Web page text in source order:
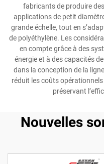
fabricants de produire
applications de petit
grande échelle, tout en
de polyéthylène. Les
en compte grâce à des
énergie et à des capacités
dans la conception de la
réduit les coûts
préservant
Nouvelles